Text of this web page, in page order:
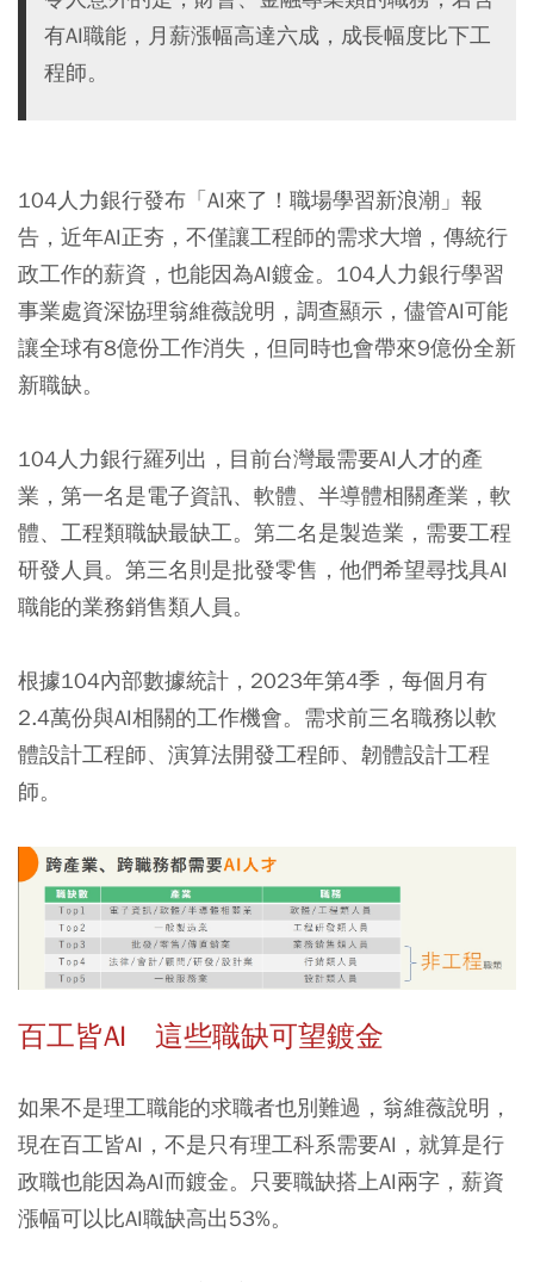
有AI職能，月薪漲幅高達六成，成長幅度比下工
程師。
104人力銀行發布「AI來了！職場學習新浪潮」報
告，近年AI正夯，不僅讓工程師的需求大增，傳統行
政工作的薪資，也能因為AI鍍金。104人力銀行學習
事業處資深協理翁維薇說明，調查顯示，儘管AI可能
讓全球有8億份工作消失，但同時也會帶來9億份全新
新職缺。
104人力銀行羅列出，目前台灣最需要AI人才的產
業，第一名是電子資訊、軟體、半導體相關產業，軟
體、工程類職缺最缺工。第二名是製造業，需要工程
研發人員。第三名則是批發零售，他們希望尋找具AI
職能的業務銷售類人員。
根據104內部數據統計，2023年第4季，每個月有
2.4萬份與AI相關的工作機會。需求前三名職務以軟
體設計工程師、演算法開發工程師、韌體設計工程
師。
百工皆AI 這些職缺可望鍍金
如果不是理工職能的求職者也別難過，翁維薇說明，
現在百工皆AI，不是只有理工科系需要AI，就算是行
政職也能因為AI而鍍金。只要職缺搭上AI兩字，薪資
漲幅可以比AI職缺高出53%。